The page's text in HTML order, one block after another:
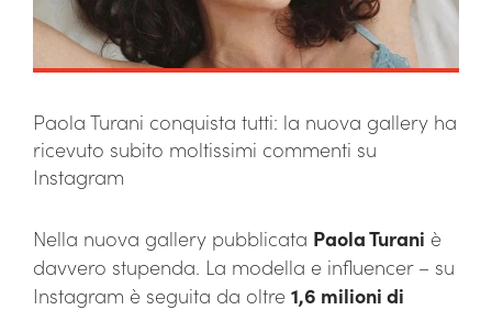
Paola Turani conquista tutti: la nuova gallery ha
ricevuto subito moltissimi commenti su
Instagram
Nella nuova gallery pubblicata Paola Turani è
davvero stupenda. La modella e influencer – su
Instagram è seguita da oltre 1,6 milioni di